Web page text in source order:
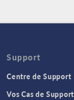
Support
Centre de Support
Vos Cas de Support